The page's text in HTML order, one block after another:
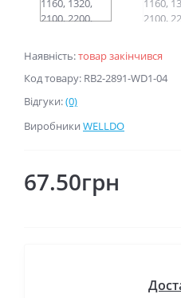
Наявність:товар закінчився
Код товару: RB2-2891-WD1-04
Відгуки:(0)
Виробники WELLDO
67.50грн